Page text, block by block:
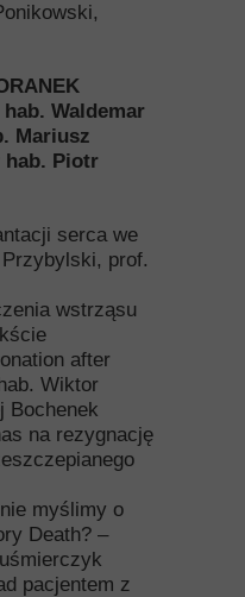
Waldemar
Mariusz
hab. Piotr
serca we
prof.
wstrząsu
after
Wiktor
Bochenek
na rezygnację
myślimy o
Death? –
pacjentem z